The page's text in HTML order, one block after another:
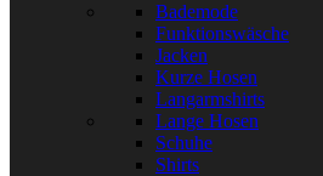
Bademode
Funktionswäsche
Jacken
Kurze Hosen
Langarmshirts
Lange Hosen
Schuhe
Shirts